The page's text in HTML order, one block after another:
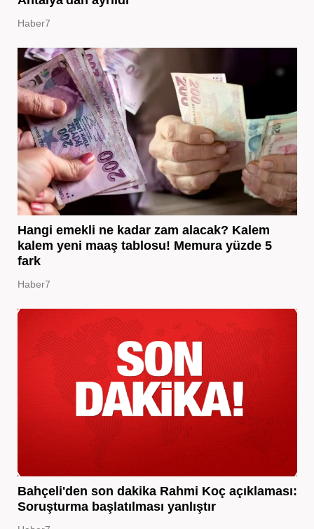
Haber7
Hangi emekli ne kadar zam alacak? Kalem
kalem yeni maaş tablosu! Memura yüzde 5
fark
Haber7
Bahçeli'den son dakika Rahmi Koç açıklaması:
Soruşturma başlatılması yanlıştır